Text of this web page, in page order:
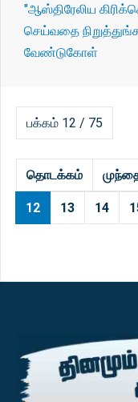
"ஆஸ்திரேலிய
செய்வதை
வேண்டுகோள்
பக்கம் 12 / 75
தொடக்கம்
12 13 14